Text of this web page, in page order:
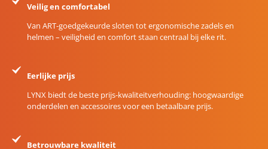
Veilig en comfortabel
Van ART-goedgekeurde sloten tot ergonomische zadels en
helmen – veiligheid en comfort staan centraal bij elke rit.
Eerlijke prijs
LYNX biedt de beste prijs-kwaliteitverhouding: hoogwaardige
onderdelen en accessoires voor een betaalbare prijs.
Betrouwbare kwaliteit